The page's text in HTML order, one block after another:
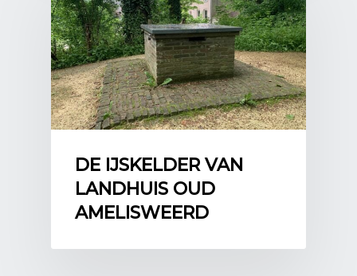
DE IJSKELDER VAN
LANDHUIS OUD
AMELISWEERD